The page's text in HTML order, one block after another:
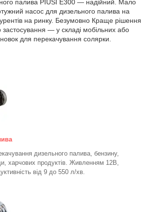
палива PIUSI E300 — надійний. Мало
насос для дизельного палива на
на ринку. Безумовно Краще рішення
— у складі мобільних або
для перекачування солярки.
дизельного палива, бензину,
харчових продуктів. Живленням 12В,
від 9 до 550 л/хв.